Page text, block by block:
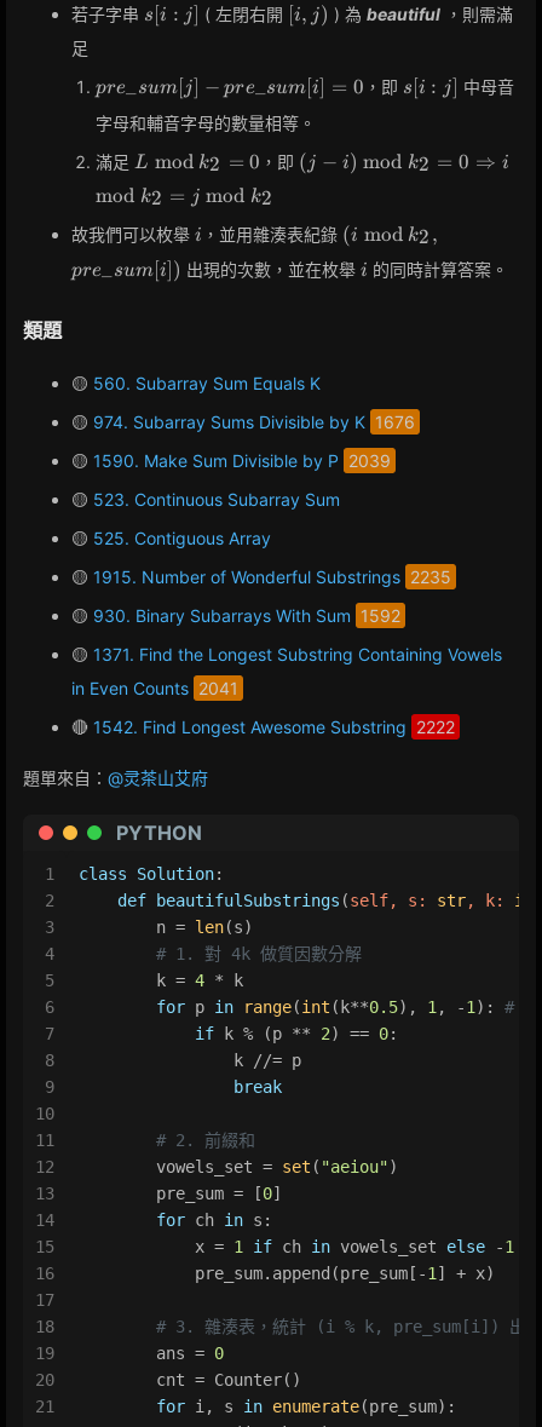
p_n^{\lceil
\frac{a_n}
若子字串 s[i:j]
s i : j ( 左閉右開 [i,
j)
[i, j) ) 為beautiful ，則需滿
足
pre\_sum[j]
pre\_sum[i]
= 0
pre_sum[ j − pre_sum [i = 0 ，即 s[i:j]
s i : j
中母音
字母和輔音字母的數量相等。
滿足 L
k_2 =
0
L mod k2 = 0 ，即 (j - i) \bmod
k_2 = 0
i \bmod k_2
= j \bmod
k_2
(j − i) mod k2 = 0 ⇒ i
mod k2 = j mod k2
故我們可以枚舉 i
i ，並用雜湊表紀錄 (i \bmod
k_2,
pre\_sum[i])
(i mod k2 ,
pre_sum[ i ) 出現的次數，並在枚舉 i
i 的同時計算答案。
類題
🟡 560. Subarray Sum Equals K
🟡 974. Subarray Sums Divisible by K 1676
🟡 1590. Make Sum Divisible by P 2039
🟡 523. Continuous Subarray Sum
🟡 525. Contiguous Array
🟡 1915. Number of Wonderful Substrings 2235
🟡 930. Binary Subarrays With Sum 1592
🟡 1371. Find the Longest Substring Containing Vowels
in Even Counts 2041
🔴 1542. Find Longest Awesome Substring 2222
題單來自： @灵茶山艾府
PYTHON
1
2
3
4
5
6
7
8
9
10
11
12
13
14
15
16
17
18
19
20
21
class Solution:
def
beautifulSubstrings (self, s: str, k: int
        n =
len(s)
# 1. 對 4k 做質因數分解
        k =
4 * k
for p in range(int (k**0.5), 1 , -1 ): # k
if k % (p ** 2) == 0:
                k //= p
break
# 2. 前綴和
        vowels_set =
set ( "aeiou")
        pre_sum = [
0]
for ch in s:
            x =
1 if ch in vowels_set else -1
            pre_sum.append(pre_sum[-
1 ] + x)
# 3. 雜湊表，統計 (i % k, pre_sum[i]) 出現
        ans =
0
        cnt = Counter()
for i, s in enumerate(pre_sum):